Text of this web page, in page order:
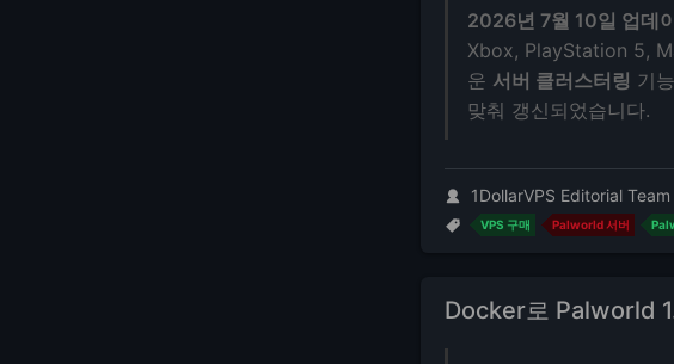
2026년 7월 10일 업데
Xbox, PlayStation 5,
운 서버 클러스터링 기
맞춰 갱신되었습니다.
1DollarVPS Editorial Team
VPS 구매 Palworld 서버
Docker로 Palworld